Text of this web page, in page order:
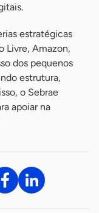
estratégicas
Livre, Amazon,
dos pequenos
estrutura,
o Sebrae
apoiar na